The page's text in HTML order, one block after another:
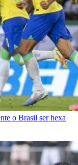
o Brasil ser hexa